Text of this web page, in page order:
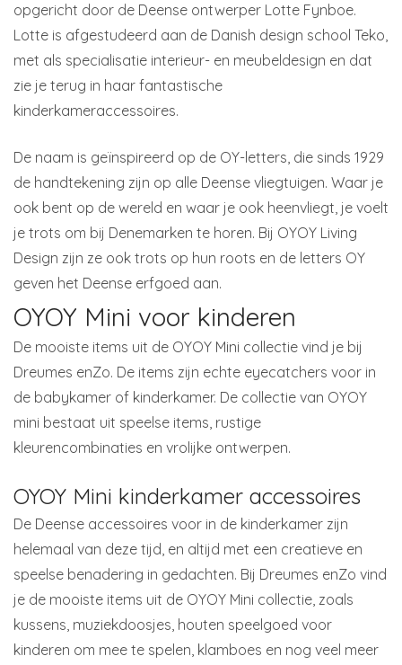
opgericht door de Deense ontwerper Lotte Fynboe.
Lotte is afgestudeerd aan de Danish design school Teko,
met als specialisatie interieur- en meubeldesign en dat
zie je terug in haar fantastische
kinderkameraccessoires.
De naam is geïnspireerd op de OY-letters, die sinds 1929
de handtekening zijn op alle Deense vliegtuigen. Waar je
ook bent op de wereld en waar je ook heenvliegt, je voelt
je trots om bij Denemarken te horen. Bij OYOY Living
Design zijn ze ook trots op hun roots en de letters OY
geven het Deense erfgoed aan.
OYOY Mini voor kinderen
De mooiste items uit de OYOY Mini collectie vind je bij
Dreumes enZo. De items zijn echte eyecatchers voor in
de babykamer of kinderkamer. De collectie van OYOY
mini bestaat uit speelse items, rustige
kleurencombinaties en vrolijke ontwerpen.
OYOY Mini kinderkamer accessoires
De Deense accessoires voor in de kinderkamer zijn
helemaal van deze tijd, en altijd met een creatieve en
speelse benadering in gedachten. Bij Dreumes enZo vind
je de mooiste items uit de OYOY Mini collectie, zoals
kussens, muziekdoosjes, houten speelgoed voor
kinderen om mee te spelen, klamboes en nog veel meer